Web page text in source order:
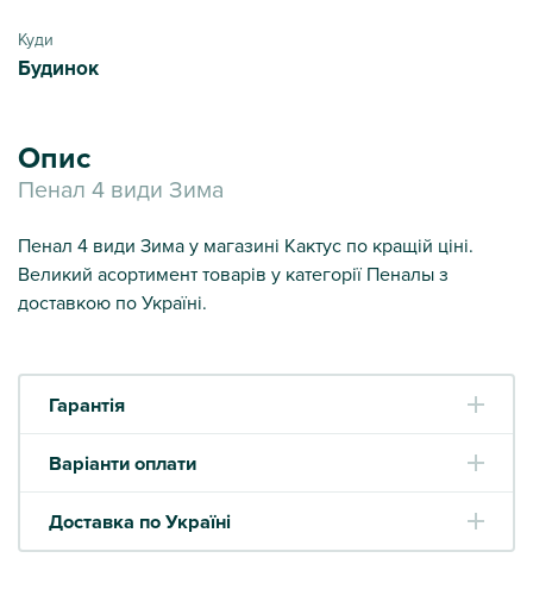
Куди
Будинок
Опис
Пенал 4 види Зима
Пенал 4 види Зима у магазині Кактус по кращій ціні.
Великий асортимент товарів у категорії Пеналы з
доставкою по Україні.
Гарантія
Варіанти оплати
Доставка по Україні